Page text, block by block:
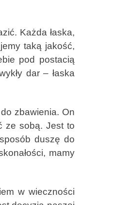
Każda łaska,
taką jakość,
pod postacią
dar – łaska
zbawienia. On
ze sobą. Jest to
duszę do
mamy
w wieczności